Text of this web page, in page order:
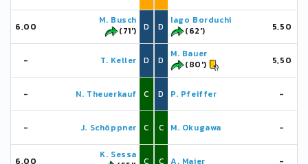
6,00
M. Busch
(71')
D
- T. Keller D
- N. Theuerkauf C
- J. Schöppner C
6,00
K. Sessa
C
D
Iago Borduchi
(62')
5,50
D
M. Bauer
(80')
5,50
D P. Pfeiffer -
C M. Okugawa -
C A. Maier -